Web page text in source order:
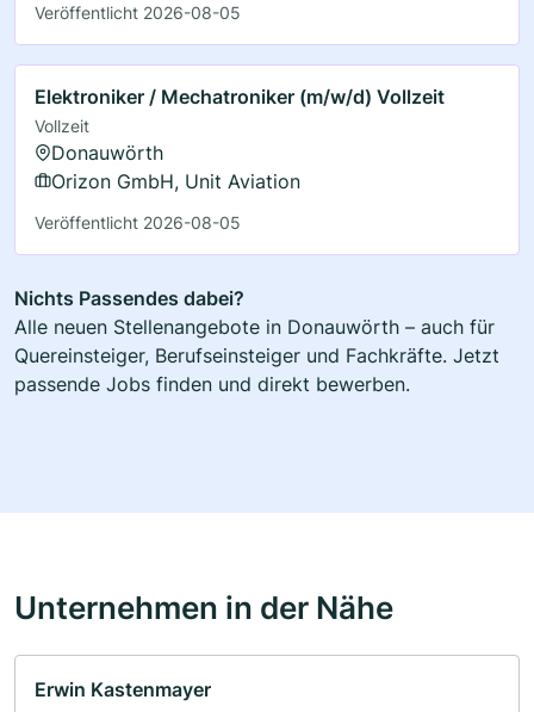
Veröffentlicht 2026-08-05
Elektroniker / Mechatroniker (m/w/d) Vollzeit
Vollzeit
Donauwörth
Orizon GmbH, Unit Aviation
Veröffentlicht 2026-08-05
Nichts Passendes dabei?
Alle neuen Stellenangebote in Donauwörth – auch für
Quereinsteiger, Berufseinsteiger und Fachkräfte. Jetzt
passende Jobs finden und direkt bewerben.
Unternehmen in der Nähe
Erwin Kastenmayer